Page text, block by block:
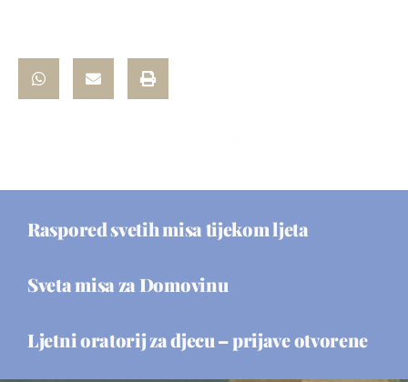
Raspored svetih misa tijekom ljeta
Sveta misa za Domovinu
Ljetni oratorij za djecu – prijave otvorene